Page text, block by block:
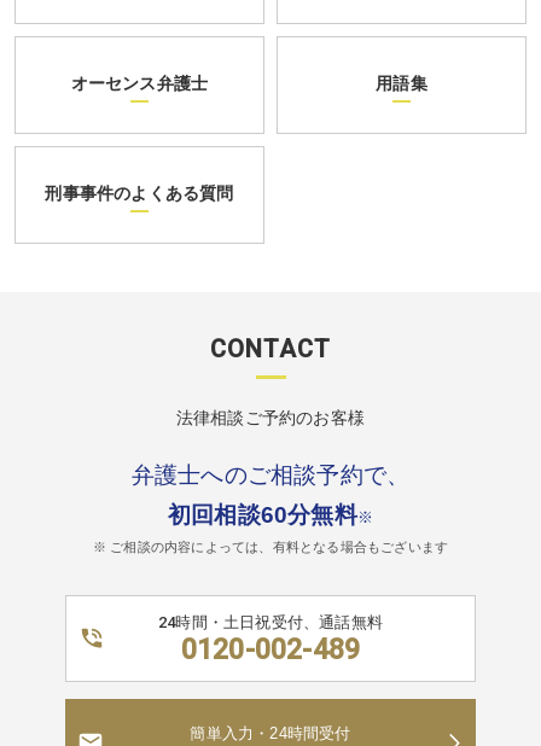
オーセンス弁護士 用語集
刑事事件のよくある質問
CONTACT
法律相談ご予約のお客様
弁護士へのご相談予約で、
初回相談60分無料※
※ ご相談の内容によっては、有料となる場合もございます
24時間・土日祝受付、通話無料
0120-002-489
簡単入力・24時間受付